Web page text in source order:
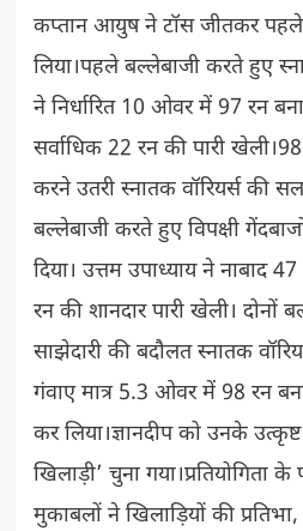
कप्तान आयुष ने टॉस जीतकर पहले
लिया।पहले बल्लेबाजी करते हुए
ने निर्धारित 10 ओवर में 97 रन
सर्वाधिक 22 रन की पारी
करने उतरी स्नातक वॉरियर्स की
बल्लेबाजी करते हुए विपक्षी
दिया। उत्तम उपाध्याय ने नाबाद
रन की शानदार पारी खेली। दोनों
साझेदारी की बदौलत स्नातक
गंवाए मात्र 5.3 ओवर में 98 रन
कर लिया।ज्ञानदीप को उनके उत्कृष्ट
खिलाड़ी’ चुना गया।प्रतियोगिता
मुकाबलों ने खिलाड़ियों की